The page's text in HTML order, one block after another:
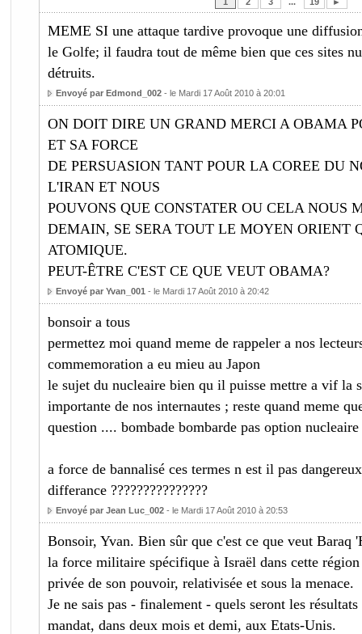
MEME SI une attaque tardive provoque une
le Golfe; il faudra tout de même bien que ces sites
détruits.
Envoyé par Edmond_002- le Mardi 17 Août 2010 à 20:01
ON DOIT DIRE UN GRAND MERCI A OBAMA
ET SA FORCE
DE PERSUASION TANT POUR LA COREE DU
L'IRAN ET NOUS
POUVONS QUE CONSTATER OU CELA NOUS
DEMAIN, SE SERA TOUT LE MOYEN ORIENT
ATOMIQUE.
PEUT-ÊTRE C'EST CE QUE VEUT OBAMA?
Envoyé par Yvan_001 - le Mardi 17 Août 2010 à 20:42
bonsoir a tous
permettez moi quand meme de rappeler a nos
commemoration a eu mieu au Japon
le sujet du nucleaire bien qu il puisse mettre a vif la
importante de nos internautes ; reste quand meme
question .... bombade bombarde pas option nucleaire
a force de bannalisé ces termes n est il pas
differance ???????????????
Envoyé par Jean Luc_002- le Mardi 17 Août 2010 à 20:53
Bonsoir, Yvan. Bien sûr que c'est ce que veut Baraq
la force militaire spécifique à Israël dans cette
privée de son pouvoir, relativisée et sous la menace.
Je ne sais pas - finalement - quels seront les
mandat, dans deux mois et demi, aux Etats-Unis.